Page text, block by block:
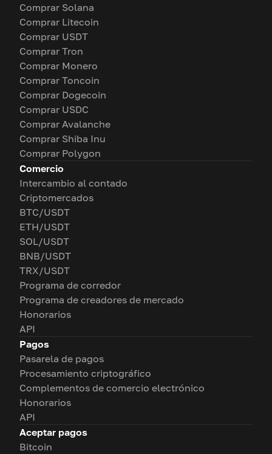
Comprar Solana
Comprar Litecoin
Comprar USDT
Comprar Tron
Comprar Monero
Comprar Toncoin
Comprar Dogecoin
Comprar USDC
Comprar Avalanche
Comprar Shiba Inu
Comprar Polygon
Comercio
Intercambio al contado
Criptomercados
BTC/USDT
ETH/USDT
SOL/USDT
BNB/USDT
TRX/USDT
Programa de corredor
Programa de creadores de mercado
Honorarios
API
Pagos
Pasarela de pagos
Procesamiento criptográfico
Complementos de comercio electrónico
Honorarios
API
Aceptar pagos
Bitcoin